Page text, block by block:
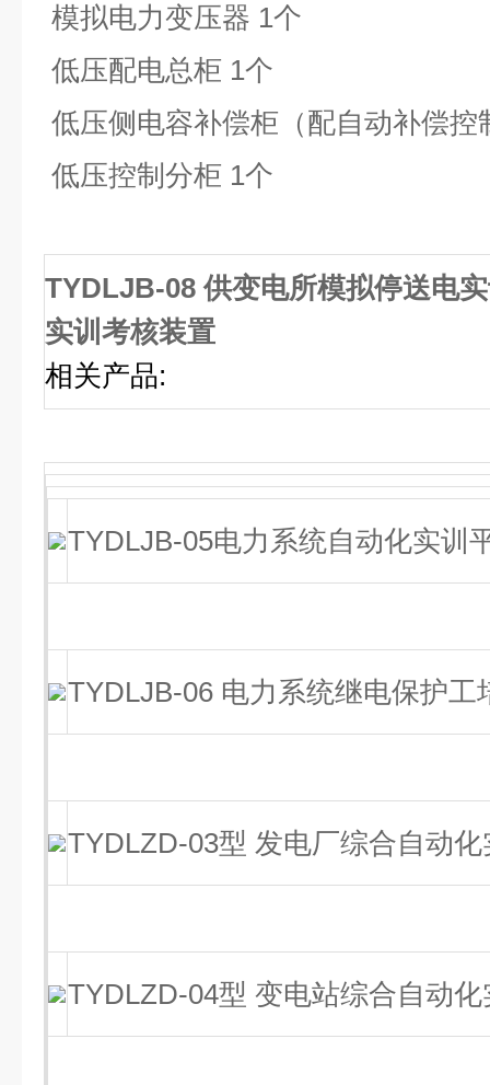
模拟电力变压器 1个
低压配电总柜 1个
低压侧电容补偿柜（配自动补偿控
低压控制分柜 1个
TYDLJB-08 供变电所模拟停送电
实训考核装置
相关产品:
TYDLJB-05电力系统自动化实训
TYDLJB-06 电力系统继电保护工
TYDLZD-03型 发电厂综合自动
TYDLZD-04型 变电站综合自动